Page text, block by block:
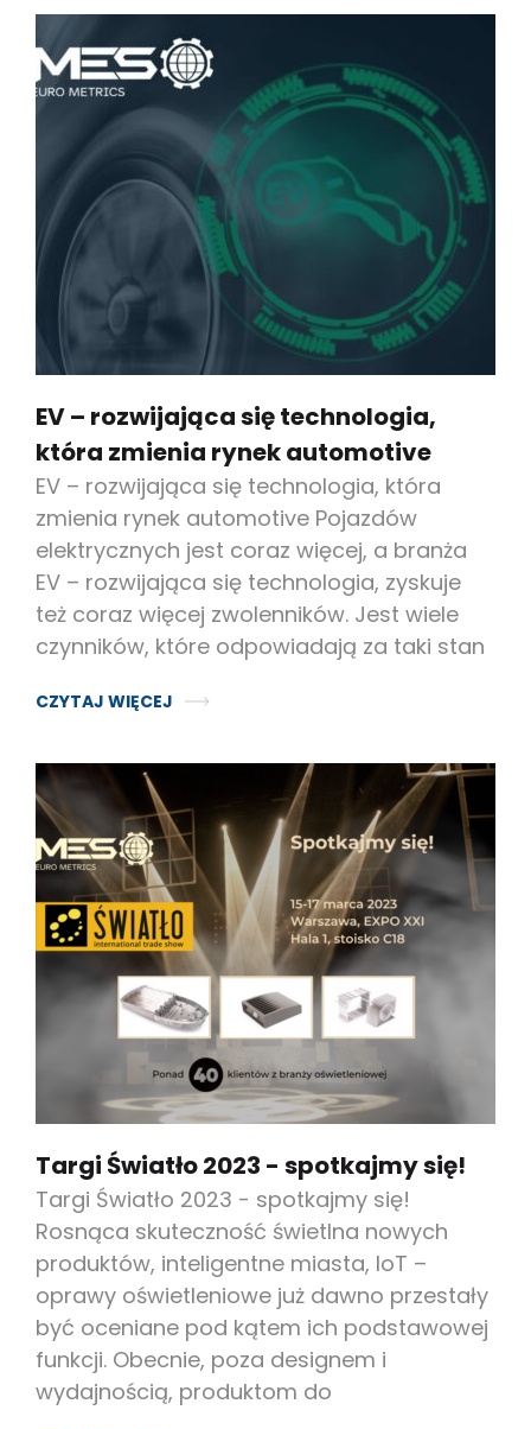
EV – rozwijająca się technologia,
która zmienia rynek automotive
EV – rozwijająca się technologia, która
zmienia rynek automotive Pojazdów
elektrycznych jest coraz więcej, a branża
EV – rozwijająca się technologia, zyskuje
też coraz więcej zwolenników. Jest wiele
czynników, które odpowiadają za taki stan
CZYTAJ WIĘCEJ
Targi Światło 2023 - spotkajmy się!
Targi Światło 2023 - spotkajmy się!
Rosnąca skuteczność świetlna nowych
produktów, inteligentne miasta, IoT –
oprawy oświetleniowe już dawno przestały
być oceniane pod kątem ich podstawowej
funkcji. Obecnie, poza designem i
wydajnością, produktom do